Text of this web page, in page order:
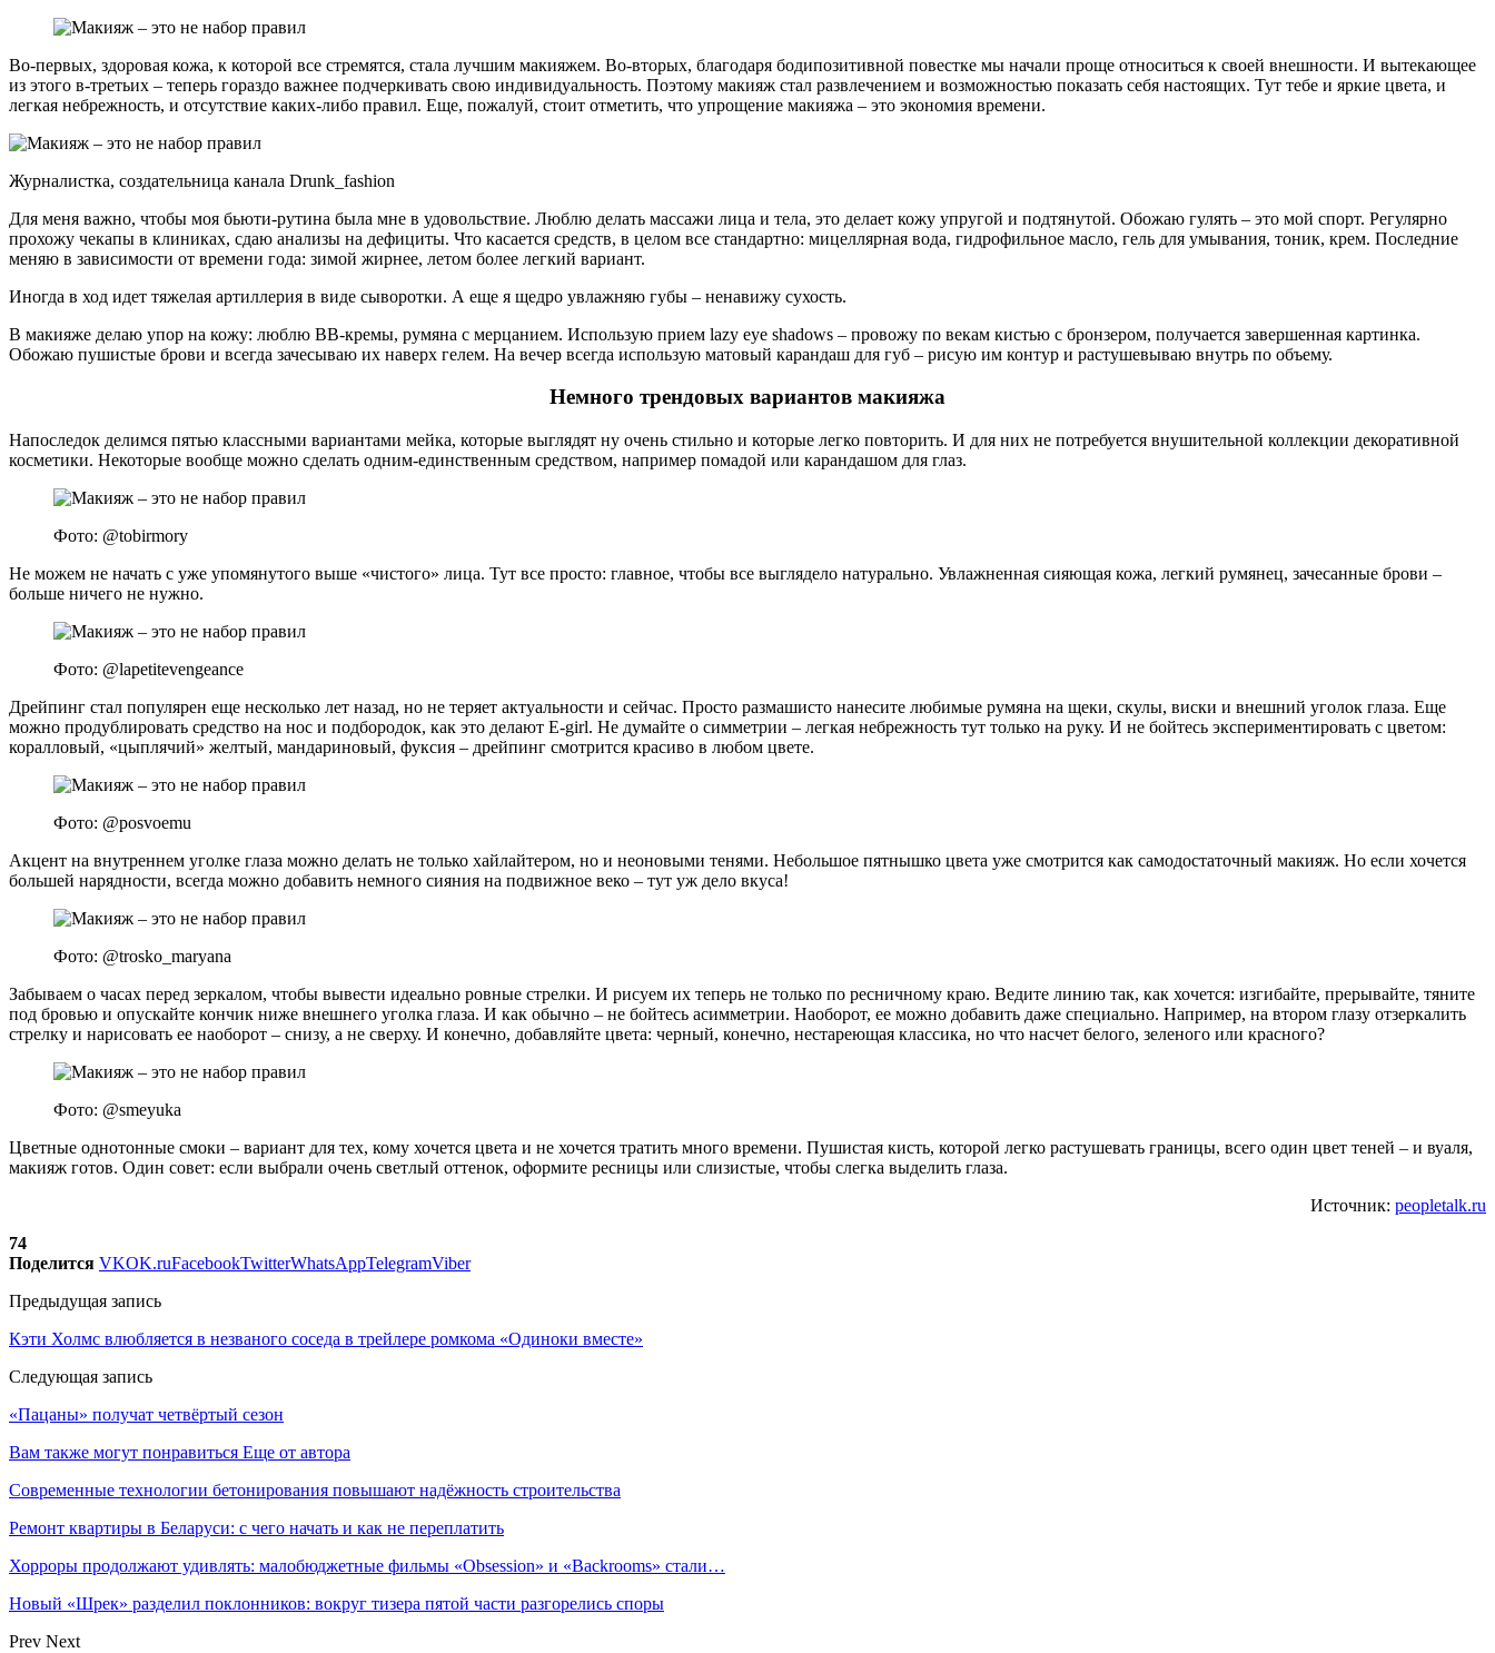
Во-первых, здоровая кожа, к которой все стремятся, стала лучшим макияжем. Во-вторых, благодаря бодипозитивной повестке мы начали проще относиться к своей внешности. И вытекающее
из этого в-третьих – теперь гораздо важнее подчеркивать свою индивидуальность. Поэтому макияж стал развлечением и возможностью показать себя настоящих. Тут тебе и яркие цвета, и
легкая небрежность, и отсутствие каких-либо правил. Еще, пожалуй, стоит отметить, что упрощение макияжа – это экономия времени.
Журналистка, создательница канала Drunk_fashion
Для меня важно, чтобы моя бьюти-рутина была мне в удовольствие. Люблю делать массажи лица и тела, это делает кожу упругой и подтянутой. Обожаю гулять – это мой спорт. Регулярно
прохожу чекапы в клиниках, сдаю анализы на дефициты. Что касается средств, в целом все стандартно: мицеллярная вода, гидрофильное масло, гель для умывания, тоник, крем. Последние
меняю в зависимости от времени года: зимой жирнее, летом более легкий вариант.
Иногда в ход идет тяжелая артиллерия в виде сыворотки. А еще я щедро увлажняю губы – ненавижу сухость.
В макияже делаю упор на кожу: люблю BB-кремы, румяна с мерцанием. Использую прием lazy eye shadows – провожу по векам кистью с бронзером, получается завершенная картинка.
Обожаю пушистые брови и всегда зачесываю их наверх гелем. На вечер всегда использую матовый карандаш для губ – рисую им контур и растушевываю внутрь по объему.
Немного трендовых вариантов макияжа
Напоследок делимся пятью классными вариантами мейка, которые выглядят ну очень стильно и которые легко повторить. И для них не потребуется внушительной коллекции декоративной
косметики. Некоторые вообще можно сделать одним-единственным средством, например помадой или карандашом для глаз.
Фото: @tobirmory
Не можем не начать с уже упомянутого выше «чистого» лица. Тут все просто: главное, чтобы все выглядело натурально. Увлажненная сияющая кожа, легкий румянец, зачесанные брови –
больше ничего не нужно.
Фото: @lapetitevengeance
Дрейпинг стал популярен еще несколько лет назад, но не теряет актуальности и сейчас. Просто размашисто нанесите любимые румяна на щеки, скулы, виски и внешний уголок глаза. Еще
можно продублировать средство на нос и подбородок, как это делают E-girl. Не думайте о симметрии – легкая небрежность тут только на руку. И не бойтесь экспериментировать с цветом:
коралловый, «цыплячий» желтый, мандариновый, фуксия – дрейпинг смотрится красиво в любом цвете.
Фото: @posvoemu
Акцент на внутреннем уголке глаза можно делать не только хайлайтером, но и неоновыми тенями. Небольшое пятнышко цвета уже смотрится как самодостаточный макияж. Но если хочется
большей нарядности, всегда можно добавить немного сияния на подвижное веко – тут уж дело вкуса!
Фото: @trosko_maryana
Забываем о часах перед зеркалом, чтобы вывести идеально ровные стрелки. И рисуем их теперь не только по ресничному краю. Ведите линию так, как хочется: изгибайте, прерывайте, тяните
под бровью и опускайте кончик ниже внешнего уголка глаза. И как обычно – не бойтесь асимметрии. Наоборот, ее можно добавить даже специально. Например, на втором глазу отзеркалить
стрелку и нарисовать ее наоборот – снизу, а не сверху. И конечно, добавляйте цвета: черный, конечно, нестареющая классика, но что насчет белого, зеленого или красного?
Фото: @smeyuka
Цветные однотонные смоки – вариант для тех, кому хочется цвета и не хочется тратить много времени. Пушистая кисть, которой легко растушевать границы, всего один цвет теней – и вуаля,
макияж готов. Один совет: если выбрали очень светлый оттенок, оформите ресницы или слизистые, чтобы слегка выделить глаза.
Источник: peopletalk.ru
74
Поделится VKOK.ruFacebookTwitterWhatsAppTelegramViber
Предыдущая запись
Кэти Холмс влюбляется в незваного соседа в трейлере ромкома «Одиноки вместе»
Следующая запись
«Пацаны» получат четвёртый сезон
Вам также могут понравиться Еще от автора
Современные технологии бетонирования повышают надёжность строительства
Ремонт квартиры в Беларуси: с чего начать и как не переплатить
Хорроры продолжают удивлять: малобюджетные фильмы «Obsession» и «Backrooms» стали…
Новый «Шрек» разделил поклонников: вокруг тизера пятой части разгорелись споры
Prev Next